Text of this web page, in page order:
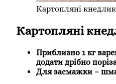
Картопляні
Картопляні
Приблизно 1 кг
додати дрібно
Для засмажки –